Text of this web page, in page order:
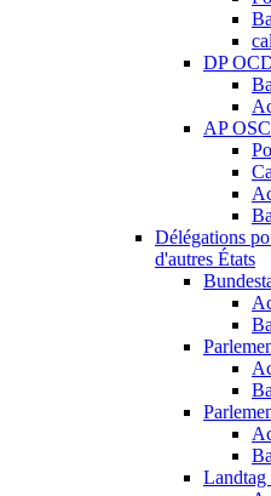
DP
AP
Délégations
d'autres États
Landtag